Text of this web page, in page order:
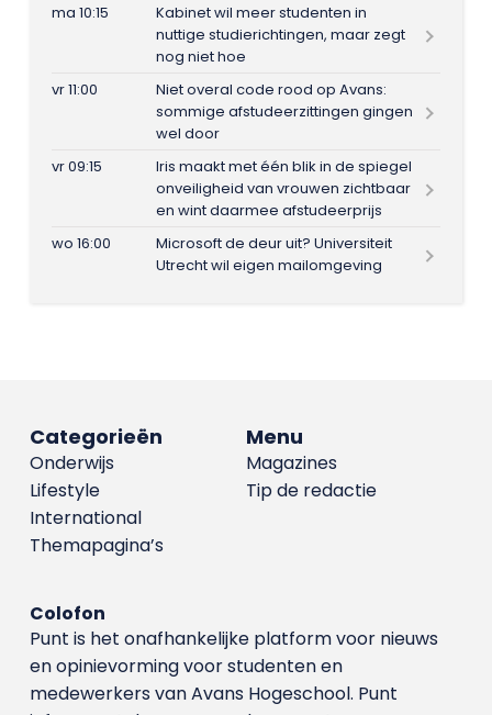
ma 10:15
Kabinet wil meer studenten in
nuttige studierichtingen, maar zegt
nog niet hoe
vr 11:00
Niet overal code rood op Avans:
sommige afstudeerzittingen gingen
wel door
vr 09:15
Iris maakt met één blik in de spiegel
onveiligheid van vrouwen zichtbaar
en wint daarmee afstudeerprijs
wo 16:00
Microsoft de deur uit? Universiteit
Utrecht wil eigen mailomgeving
Menu
Magazines
Tip de redactie
Categorieën
Onderwijs
Lifestyle
International
Themapagina’s
Colofon
Punt is het onafhankelijke platform voor nieuws
en opinievorming voor studenten en
medewerkers van Avans Hoge­school. Punt